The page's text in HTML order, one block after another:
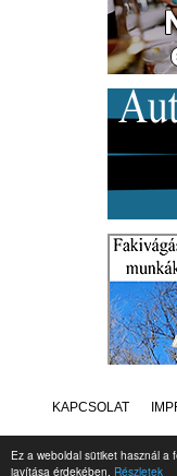
Ez a weboldal sütiket használ a
javítása érdekében. Részletek
KAPCSOLAT